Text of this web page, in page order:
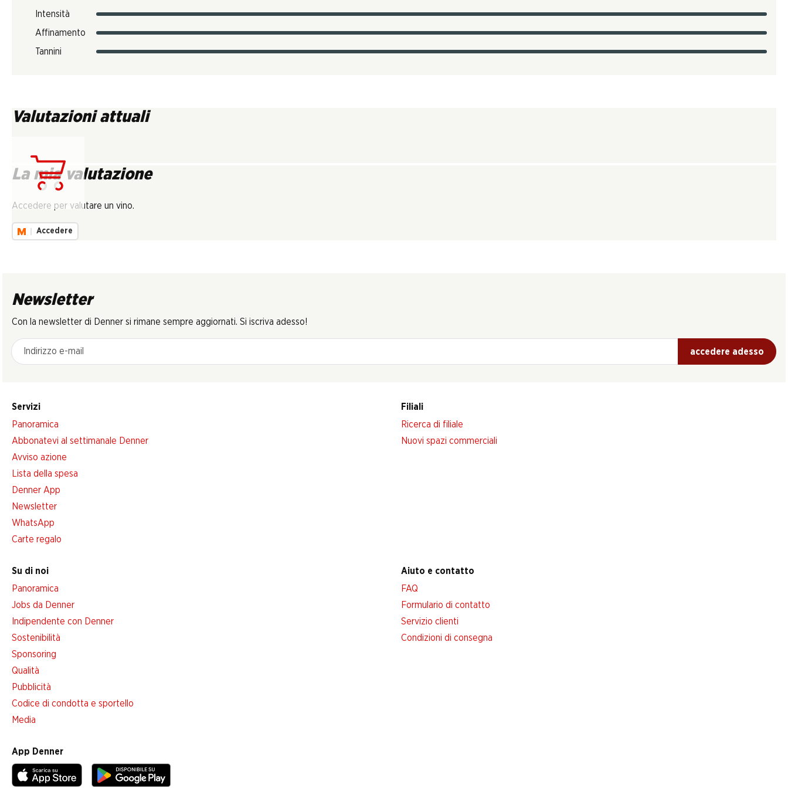
Intensità
Affinamento
Tannini
Valutazioni attuali
La mia valutazione
Accedere per valutare un vino.
Accedere
Newsletter
Con la newsletter di Denner si rimane sempre aggiornati. Si iscriva adesso!
Indirizzo e-mail
accedere adesso
Servizi
Panoramica
Abbonatevi al settimanale Denner
Avviso azione
Lista della spesa
Denner App
Newsletter
WhatsApp
Carte regalo
Filiali
Ricerca di filiale
Nuovi spazi commerciali
Su di noi
Panoramica
Jobs da Denner
Indipendente con Denner
Sostenibilità
Sponsoring
Qualità
Pubblicità
Codice di condotta e sportello
Media
Aiuto e contatto
FAQ
Formulario di contatto
Servizio clienti
Condizioni di consegna
App Denner